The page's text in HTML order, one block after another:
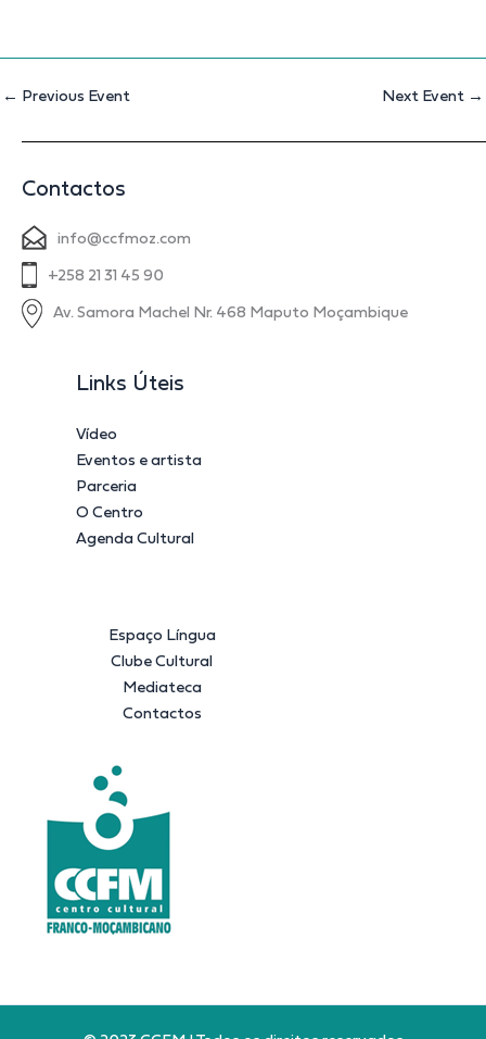
← Previous Event Next Event →
Contactos
info@ccfmoz.com
+258 21 31 45 90
Av. Samora Machel Nr. 468 Maputo Moçambique
Links Úteis
Vídeo
Eventos e artista
Parceria
O Centro
Agenda Cultural
Espaço Língua
Clube Cultural
Mediateca
Contactos